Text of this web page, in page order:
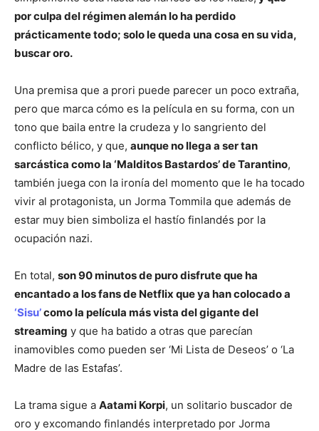
por culpa del régimen alemán lo ha perdido
prácticamente todo; solo le queda una cosa en su vida,
buscar oro.
Una premisa que a prori puede parecer un poco extraña,
pero que marca cómo es la película en su forma, con un
tono que baila entre la crudeza y lo sangriento del
conflicto bélico, y que, aunque no llega a ser tan
sarcástica como la ‘Malditos Bastardos’ de Tarantino,
también juega con la ironía del momento que le ha tocado
vivir al protagonista, un Jorma Tommila que además de
estar muy bien simboliza el hastío finlandés por la
ocupación nazi.
En total, son 90 minutos de puro disfrute que ha
encantado a los fans de Netflix que ya han colocado a
‘Sisu’como la película más vista del gigante del
streaming y que ha batido a otras que parecían
inamovibles como pueden ser ‘Mi Lista de Deseos’ o ‘La
Madre de las Estafas’.
La trama sigue a Aatami Korpi, un solitario buscador de
oro y excomando finlandés interpretado por Jorma